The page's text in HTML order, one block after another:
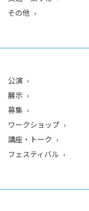
その他
公演
展示
募集
ワークショップ
講座・トーク
フェスティバル